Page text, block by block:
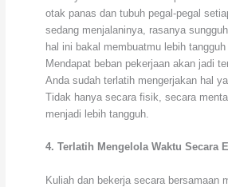
otak panas dan tubuh pegal-pegal
sedang menjalaninya, rasanya
hal ini bakal membuatmu lebih tangguh
Mendapat beban pekerjaan akan jadi
Anda sudah terlatih mengerjakan hal
Tidak hanya secara fisik, secara
menjadi lebih tangguh.
4. Terlatih Mengelola Waktu Secara
Kuliah dan bekerja secara bersamaan